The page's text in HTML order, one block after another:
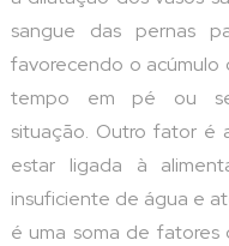
sangue das pernas
favorecendo o acúmulo
tempo em pé ou
situação. Outro fator é
estar ligada à
insuficiente de água e
é uma soma de